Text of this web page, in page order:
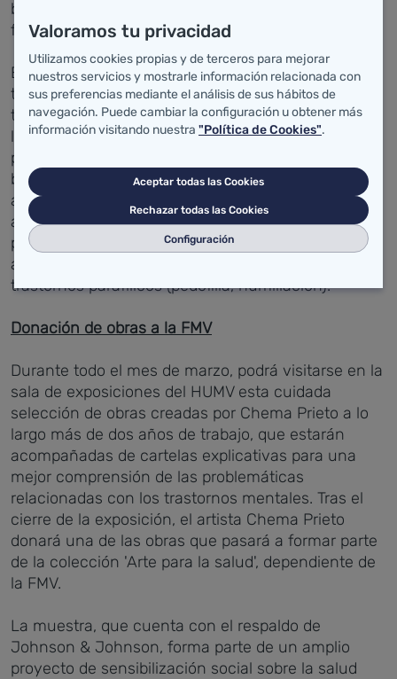
biológicos o del desarrollo que subyacen en su
funcionamiento mental.
En esta exposición se encuentran reflejados el
trastorno del espectro autista, la esquizofrenia, el
trastorno bipolar, los depresivos, los de ansiedad y
las fobias, el trastorno obsesivo-compulsivo, los
provocados por la conducta alimentaria (anorexia,
bulimia...), los relacionados con las sustancias y
adictivos (problemas asociados al uso excesivo de
alcohol, cafeína, tabaco o drogas) o los generados
por adicciones sin sustancia, como el juego de
apuestas o el excesivo uso de videojuegos, o los
trastornos parafílicos (pedofilia, humillación).
Donación de obras a la FMV
Durante todo el mes de marzo, podrá visitarse en la
sala de exposiciones del HUMV esta cuidada
selección de obras creadas por Chema Prieto a lo
largo más de dos años de trabajo, que estarán
acompañadas de cartelas explicativas para una
mejor comprensión de las problemáticas
relacionadas con los trastornos mentales. Tras el
cierre de la exposición, el artista Chema Prieto
donará una de las obras que pasará a formar parte
de la colección 'Arte para la salud', dependiente de
la FMV.
La muestra, que cuenta con el respaldo de
Johnson & Johnson, forma parte de un amplio
proyecto de sensibilización social sobre la salud
Valoramos tu privacidad
Utilizamos cookies propias y de terceros para mejorar
nuestros servicios y mostrarle información relacionada con
sus preferencias mediante el análisis de sus hábitos de
navegación. Puede cambiar la configuración u obtener más
información visitando nuestra "Política de Cookies".
Aceptar todas las Cookies
Rechazar todas las Cookies
Configuración